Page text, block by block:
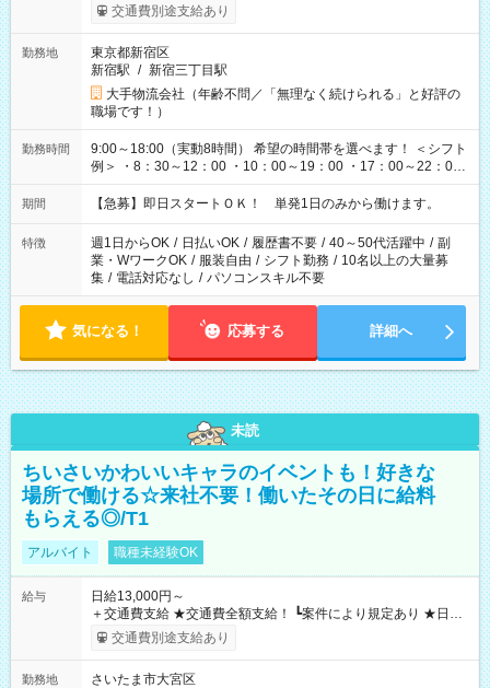
交通費別途支給あり
勤務地
東京都新宿区
新宿駅 / 新宿三丁目駅
大手物流会社（年齢不問／「無理なく続けられる」と好評の
職場です！）
勤務時間
9:00～18:00（実動8時間） 希望の時間帯を選べます！ ＜シフト
例＞ ・8：30～12：00 ・10：00～19：00 ・17：00～22：00
・13：00～22：00 ・22：00～翌6：00 など
期間 【急募】即日スタートＯＫ！ 単発1日のみから働けます。
特徴 週1日からOK / 日払いOK / 履歴書不要 / 40～50代活躍中 / 副
業・WワークOK / 服装自由 / シフト勤務 / 10名以上の大量募
集 / 電話対応なし / パソコンスキル不要
気になる！ 応募する 詳細へ
未読
ちいさいかわいいキャラのイベントも！好きな
場所で働ける☆来社不要！働いたその日に給料
もらえる◎/T1
アルバイト 職種未経験OK
給与
日給13,000円～
＋交通費支給 ★交通費全額支給！ ┗案件により規定あり ★日払
いOK！（規定あり） ┗働いたその日に現金GET♪ お仕事後はコ
ンビニATMから 日払い分を引き落とせます！ 【試用期間】試
交通費別途支給あり
勤務地
さいたま市大宮区